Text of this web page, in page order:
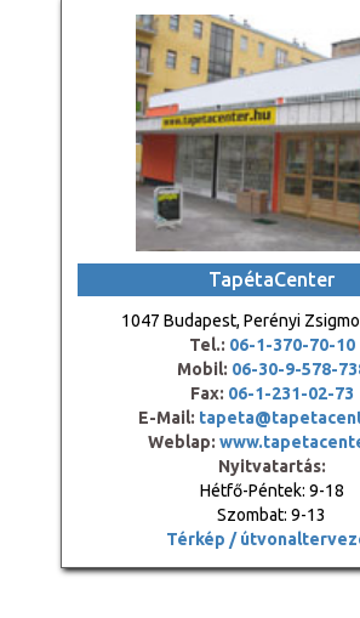
TapétaCenter
1047 Budapest, Perényi
Tel.: 06-1-370-70-10
Mobil: 06-30-9-578-
Fax: 06-1-231-02-73
E-Mail:
Weblap:
Nyitvatartás:
Hétfő-Péntek: 9-18
Szombat: 9-13
Térkép /